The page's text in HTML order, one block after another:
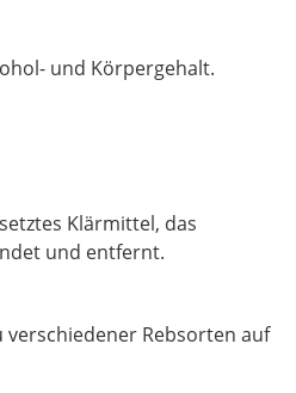
und Körpergehalt.
Klärmittel, das
und entfernt.
Rebsorten auf